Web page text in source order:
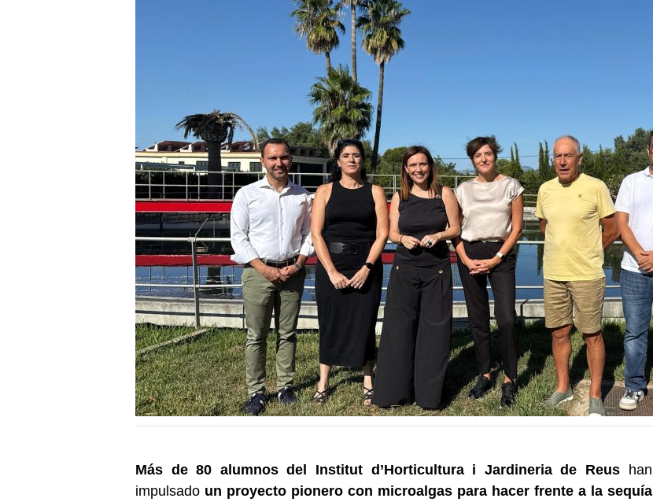
Más de 80 alumnos del Institut d’Horticultura i Jardineria de Reus han
impulsado un proyecto pionero con microalgas para hacer frente a la sequía